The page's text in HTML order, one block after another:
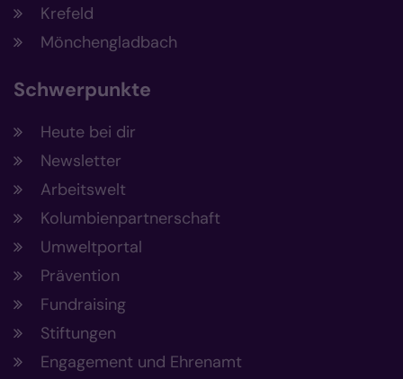
Krefeld
Mönchengladbach
Schwerpunkte
Heute bei dir
Newsletter
Arbeitswelt
Kolumbienpartnerschaft
Umweltportal
Prävention
Fundraising
Stiftungen
Engagement und Ehrenamt